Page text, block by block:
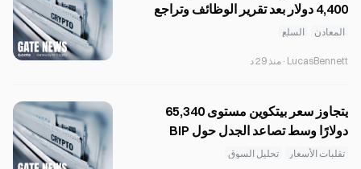
4,400 دولار بعد تقرير الوظائف وتراجع
أسعار النفط الخام
المعادن السلع
LucasBennett
· منذ 29 د
يتجاوز سعر بيتكوين مستوى 65,340
دولارًا وسط تصاعد الجدل حول BIP
110، ما يزيد مخاطر التفرّع الصلب
تقلبات الأسعار تحليل السوق